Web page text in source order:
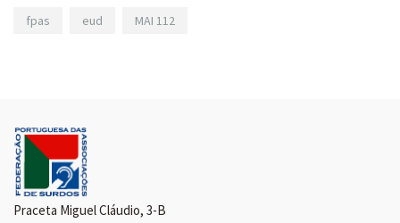
fpas eud MAI 112
Praceta Miguel Cláudio, 3-B